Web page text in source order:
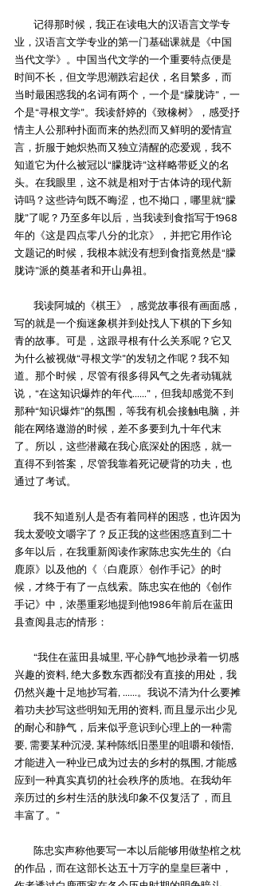
业，汉语言文学专业的第一门基础课就是《中国
当代文学》。中国当代文学的一个重要特点便是
时间不长，但文学思潮跌宕起伏，名目繁多，而
当时最困惑我的名词有两个，一个是“朦胧诗”，一
个是“寻根文学”。我读舒婷的《致橡树》，感受抒
情主人公那种扑面而来的热烈而又鲜明的爱情宣
言，折服于她炽热而又独立清醒的恋爱观，我不
知道它为什么被冠以“朦胧诗”这样略带贬义的名
头。在我眼里，这不就是相对于古体诗的现代新
诗吗？这些诗句既不晦涩，也不拗口，哪里就“朦
胧”了呢？乃至多年以后，当我读到食指写于1968
年的《这是四点零八分的北京》，并把它用作论
文题记的时候，我根本就没有想到食指竟然是“朦
胧诗”派的奠基者和开山鼻祖。
写的就是一个痴迷象棋并到处找人下棋的下乡知
青的故事。可是，这跟寻根有什么关系呢？它又
为什么被视做“寻根文学”的发轫之作呢？我不知
道。那个时候，尽管有很多得风气之先者动辄就
说，“在这知识爆炸的年代……”，但我却感觉不到
那种“知识爆炸”的氛围，等我有机会接触电脑，并
能在网络遨游的时候，差不多要到九十年代末
了。所以，这些潜藏在我心底深处的困惑，就一
直得不到答案，尽管我靠着死记硬背的功夫，也
通过了考试。
我太爱咬文嚼字了？反正我的这些困惑直到二十
多年以后，在我重新阅读作家陈忠实先生的《白
鹿原》以及他的《〈白鹿原〉创作手记》的时
候，才终于有了一点线索。陈忠实在他的《创作
手记》中，浓墨重彩地提到他1986年前后在蓝田
县查阅县志的情形：
兴趣的资料, 绝大多数东西都没有直接的用处，我
仍然兴趣十足地抄写着, ……。我说不清为什么要摊
着功夫抄写这些明知无用的资料, 而且显示出少见
的耐心和静气，后来似乎意识到心理上的一种需
要, 需要某种沉浸, 某种陈纸旧墨里的咀嚼和领悟,
才能进入一种业已成为过去的乡村的氛围, 才能感
应到一种真实真切的社会秩序的质地。在我幼年
亲历过的乡村生活的肤浅印象不仅复活了，而且
丰富了。”
的作品，而在这部长达五十万字的皇皇巨著中，